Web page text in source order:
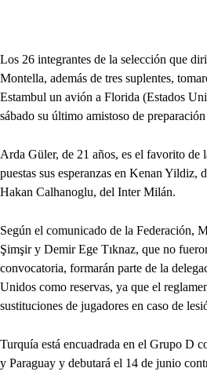
Los 26 integrantes de la selección que
Montella, además de tres suplentes,
Estambul un avión a Florida (Estados
sábado su último amistoso de
Arda Güler, de 21 años, es el favorito de
puestas sus esperanzas en Kenan Yildiz,
Hakan Calhanoglu, del Inter Milán.
Según el comunicado de la Federación,
Şimşir y Demir Ege Tıknaz, que no
convocatoria, formarán parte de la
Unidos como reservas, ya que el
sustituciones de jugadores en caso de
Turquía está encuadrada en el Grupo D
y Paraguay y debutará el 14 de junio